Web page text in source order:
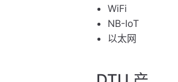
WiFi
NB-IoT
以太网